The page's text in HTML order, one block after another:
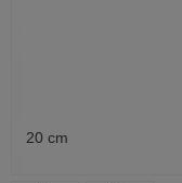
20 cm